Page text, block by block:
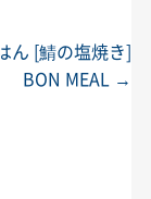
ん [鯖の塩焼き]
BON MEAL →